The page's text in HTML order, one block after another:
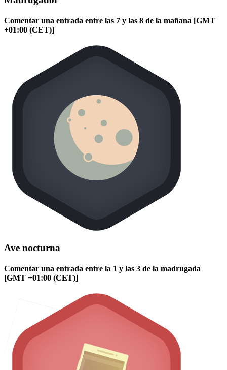
Comentar una entrada entre las 7 y las 8 de la mañana [GMT
+01:00 (CET)]
Ave nocturna
Comentar una entrada entre la 1 y las 3 de la madrugada
[GMT +01:00 (CET)]